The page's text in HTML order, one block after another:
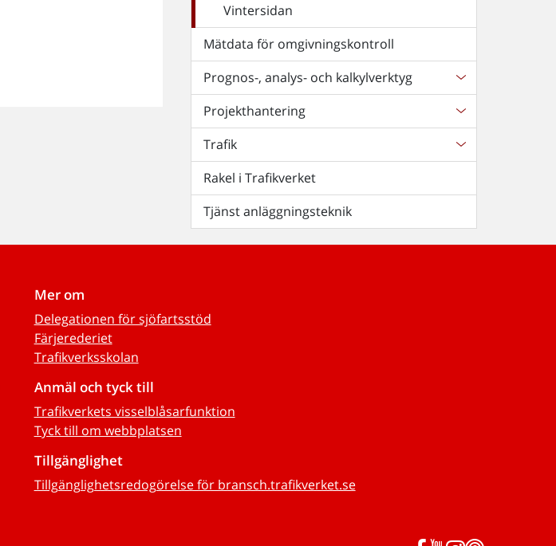
Vintersidan
Mätdata för omgivningskontroll
Prognos-, analys- och kalkylverktyg
Projekthantering
Trafik
Rakel i Trafikverket
Tjänst anläggningsteknik
Mer om
Delegationen för sjöfartsstöd
Färjerederiet
Trafikverksskolan
Anmäl och tyck till
Trafikverkets visselblåsarfunktion
Tyck till om webbplatsen
Tillgänglighet
Tillgänglighetsredogörelse för bransch.trafikverket.se